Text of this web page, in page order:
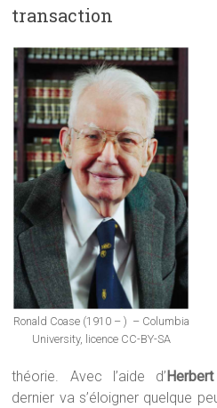
transaction
Ronald Coase (1910 – ) – Columbia
University, licence CC-BY-SA
théorie. Avec l’aide d’
dernier va s’éloigner quelque